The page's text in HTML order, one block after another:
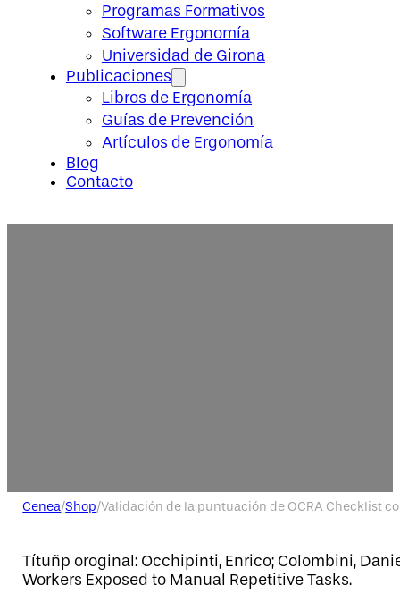
Programas Formativos
Software Ergonomía
Universidad de Girona
Publicaciones
Libros de Ergonomía
Guías de Prevención
Artículos de Ergonomía
Blog
Contacto
Cenea/Shop/Validación de la puntuación de OCRA Checklist
Títuñp oroginal: Occhipinti, Enrico; Colombini,
Workers Exposed to Manual Repetitive Tasks.